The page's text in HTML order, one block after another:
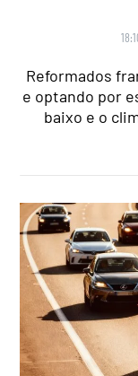
Reformados
e optando por
baixo e o